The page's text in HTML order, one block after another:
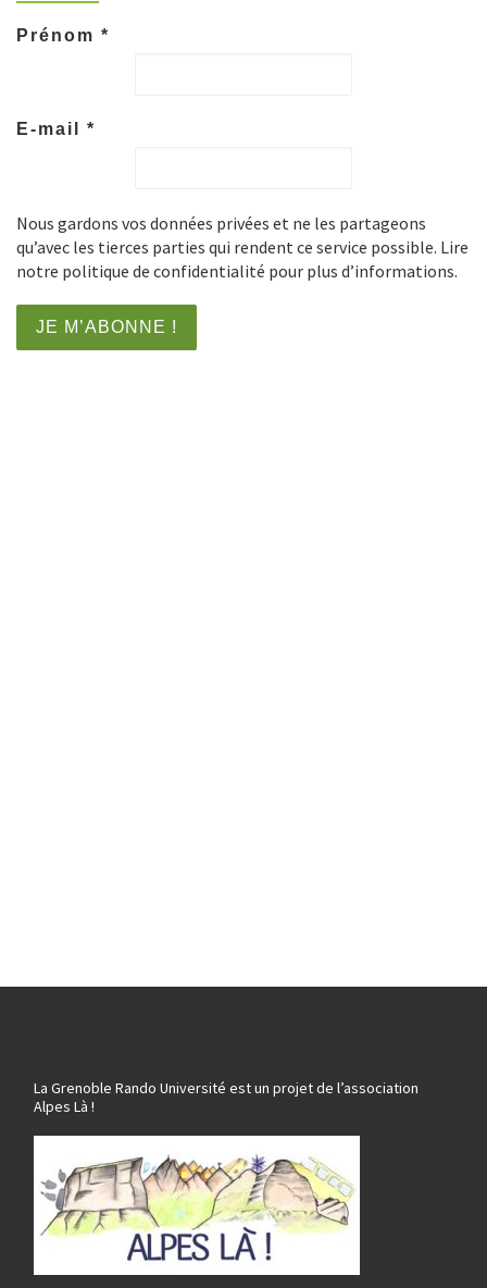
Prénom *
E-mail *
Nous gardons vos données privées et ne les partageons
qu’avec les tierces parties qui rendent ce service possible. Lire
notre politique de confidentialité pour plus d’informations.
La Grenoble Rando Université est un projet de l’association
Alpes Là !